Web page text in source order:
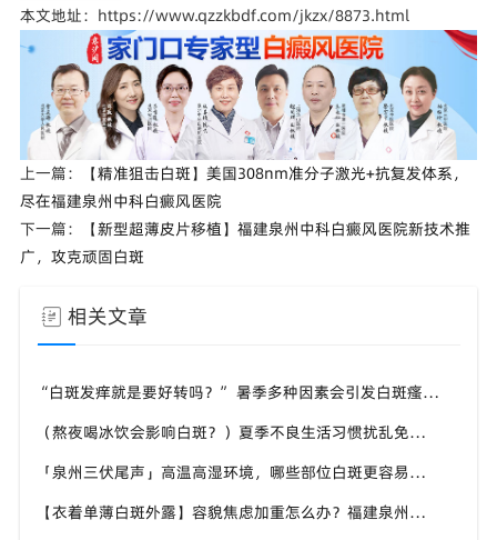
本文地址：https://www.qzzkbdf.com/jkzx/8873.html
上一篇：
【精准狙击白斑】美国308nm准分子激光+抗复发体系，
尽在福建泉州中科白癜风医院
下一篇：
【新型超薄皮片移植】福建泉州中科白癜风医院新技术推
广，攻克顽固白斑
相关文章
“白斑发痒就是要好转吗？” 暑季多种因素会引发白斑瘙痒，福建泉州中科白癜风医院教你分清白斑瘙痒诱因
（熬夜喝冰饮会影响白斑？）夏季不良生活习惯扰乱免疫，福建泉州中科白癜风医院提醒白斑患者做好日常养护
「泉州三伏尾声」高温高湿环境，哪些部位白斑更容易扩散？福建泉州中科白癜风医院盘点夏季白斑高发位置
【衣着单薄白斑外露】容貌焦虑加重怎么办？福建泉州中科白癜风医院助力本地白癜风患者科学应对夏季白斑困扰